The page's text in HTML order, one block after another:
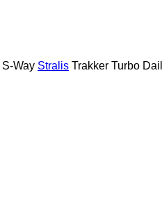
S-Way Stralis Trakker Turbo